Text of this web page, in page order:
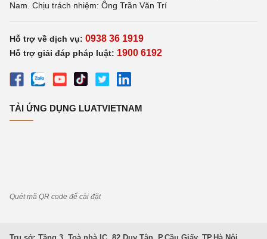
Nam. Chịu trách nhiệm: Ông Trần Văn Trí
Hỗ trợ về dịch vụ: 0938 36 1919
Hỗ trợ giải đáp pháp luật: 1900 6192
TẢI ỨNG DỤNG LUATVIETNAM
Quét mã QR code để cài đặt